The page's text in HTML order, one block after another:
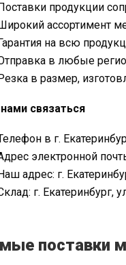
продукции
ассортимент
на всю
в любые
в размер,
связаться
в г.
электронной
адрес: г.
г. Екатеринбург,
поставки